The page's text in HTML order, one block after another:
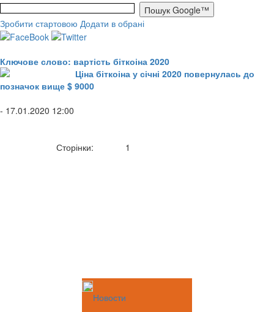
Зробити стартовою Додати в обрані
Ключове слово: вартість біткоіна 2020
Ціна біткоіна у січні 2020 повернулась до
позначок вище $ 9000
- 17.01.2020 12:00
Сторінки: 1
Новости